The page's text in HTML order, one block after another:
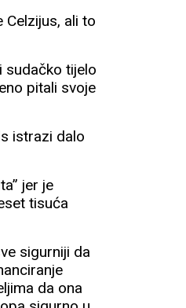
ali to
sudačko tijelo
pitali svoje
istrazi dalo
jer je
tisuća
sigurniji da
da ona